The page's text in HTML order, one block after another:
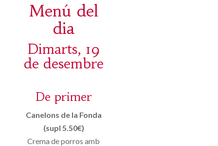
Menú del
dia
Dimarts, 19
de desembre
De primer
Canelons de la Fonda
(supl 5.50€)
Crema de porros amb